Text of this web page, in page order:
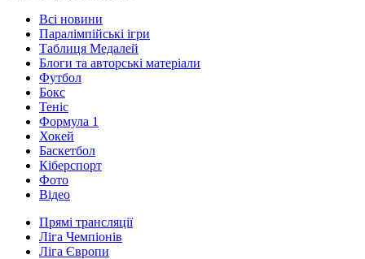
Всі новини
Паралімпійські ігри
Таблиця Медалей
Блоги та авторські матеріали
Футбол
Бокс
Теніс
Формула 1
Хокей
Баскетбол
Кіберспорт
Фото
Відео
Прямі трансляції
Ліга Чемпіонів
Ліга Європи